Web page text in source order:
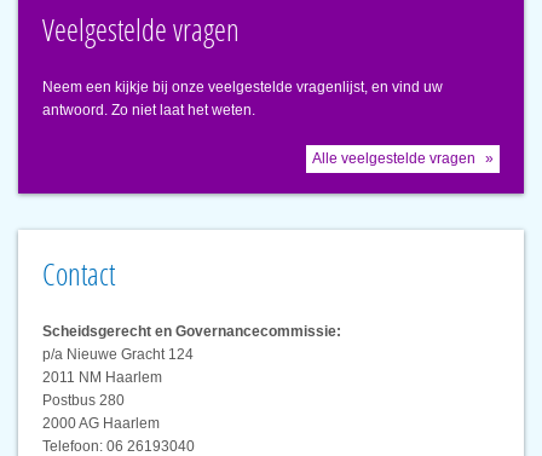
Veelgestelde vragen
Neem een kijkje bij onze veelgestelde vragenlijst, en vind uw
antwoord. Zo niet laat het weten.
Alle veelgestelde vragen
Contact
Scheidsgerecht en Governancecommissie:
p/a Nieuwe Gracht 124
2011 NM Haarlem
Postbus 280
2000 AG Haarlem
Telefoon: 06 26193040